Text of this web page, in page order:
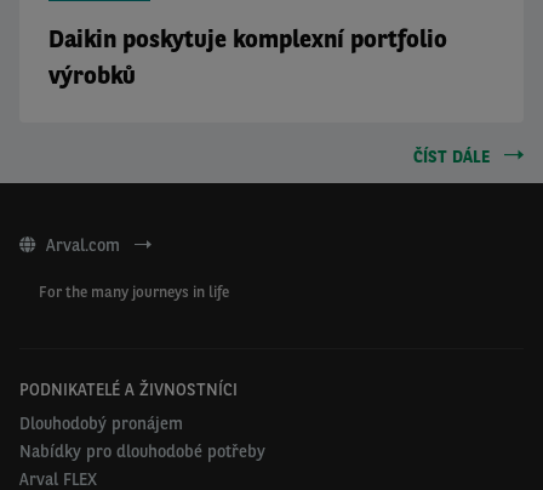
Daikin poskytuje komplexní portfolio
výrobků
ČÍST DÁLE
Arval.com
For the many journeys in life
PODNIKATELÉ A ŽIVNOSTNÍCI
Dlouhodobý pronájem
Nabídky pro dlouhodobé potřeby
Arval FLEX